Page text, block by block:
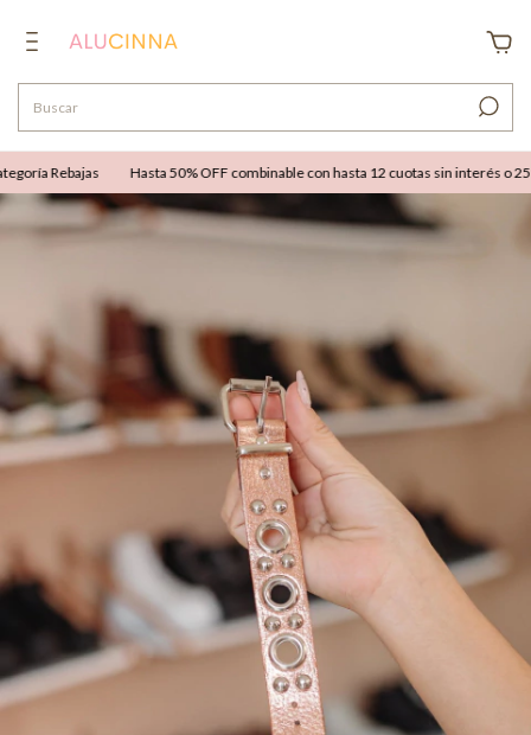
Rebajas Hasta 50% OFF combinable con hasta 12 cuotas sin interés o